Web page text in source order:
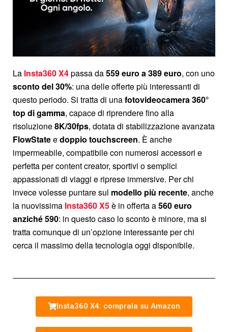
La Insta360 X4passa da559 euro a 389 euro, con uno
sconto del 30%: una delle offerte più interessanti di
questo periodo. Si tratta di unafotovideocamera 360°
top di gamma, capace di riprendere fino alla
risoluzione8K/30fps, dotata di stabilizzazione avanzata
FlowStateedoppio touchscreen. È anche
impermeabile, compatibile con numerosi accessori e
perfetta per content creator, sportivi o semplici
appassionati di viaggi e riprese immersive. Per chi
invece volesse puntare sul modello più recente, anche
la nuovissima Insta360 X5è in offerta a560 euro
anziché 590: in questo caso lo sconto è minore, ma si
tratta comunque di un’opzione interessante per chi
cerca il massimo della tecnologia oggi disponibile.
Insta360 X4: comprala su Amazon